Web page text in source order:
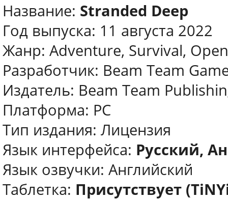
Название: Stranded Deep
Год выпуска: 11 августа 2022
Жанр: Adventure, Survival,
Разработчик: Beam Team
Издатель: Beam Team
Платформа: PC
Тип издания: Лицензия
Язык интерфейса: Русский,
Язык озвучки: Английский
Таблетка: Присутствует